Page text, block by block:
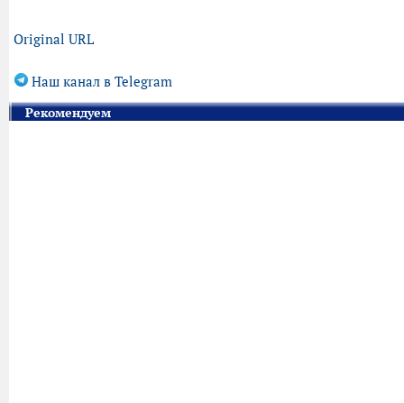
Original URL
Наш канал в Telegram
Рекомендуем